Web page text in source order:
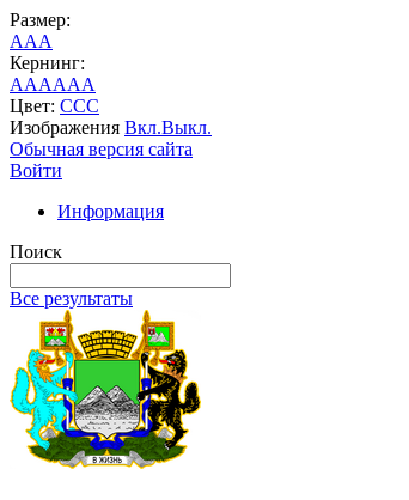
Размер:
AAA
Кернинг:
AAAAAA
Цвет: CCC
Изображения Вкл.Выкл.
Обычная версия сайта
Войти
Информация
Поиск
Все результаты